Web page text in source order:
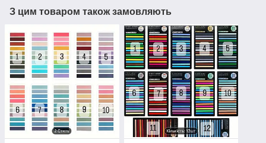
З цим товаром також замовляють